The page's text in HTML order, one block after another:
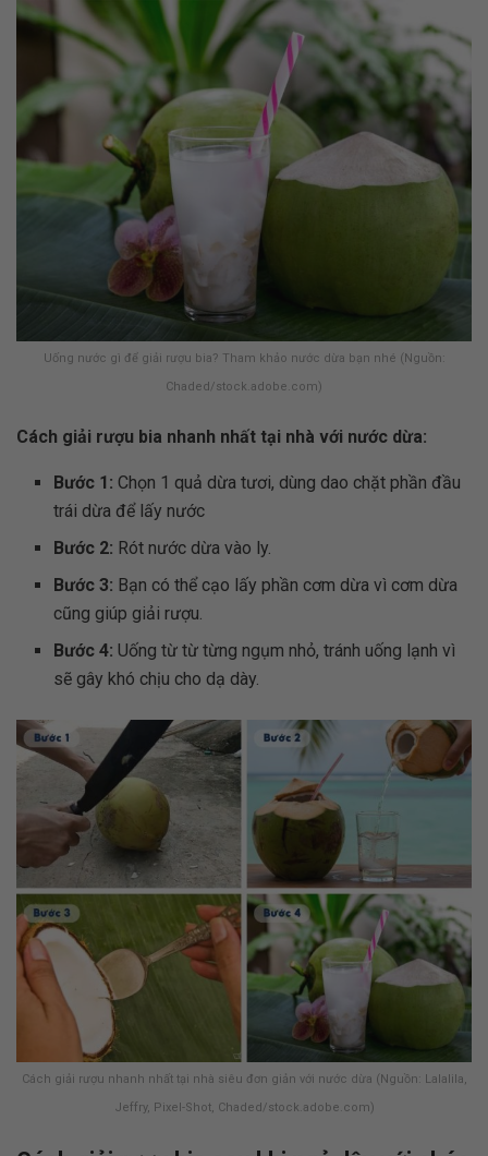
Uống nước gì để giải rượu bia? Tham khảo nước dừa bạn nhé (Nguồn:
Chaded/stock.adobe.com)
Cách giải rượu bia nhanh nhất tại nhà với nước dừa:
Bước 1:Chọn 1 quả dừa tươi, dùng dao chặt phần đầu
trái dừa để lấy nước
Bước 2: Rót nước dừa vào ly.
Bước 3: Bạn có thể cạo lấy phần cơm dừa vì cơm dừa
cũng giúp giải rượu.
Bước 4:Uống từ từ từng ngụm nhỏ, tránh uống lạnh vì
sẽ gây khó chịu cho dạ dày.
Cách giải rượu nhanh nhất tại nhà siêu đơn giản với nước dừa (Nguồn: Lalalila,
Jeffry, Pixel-Shot, Chaded/stock.adobe.com)